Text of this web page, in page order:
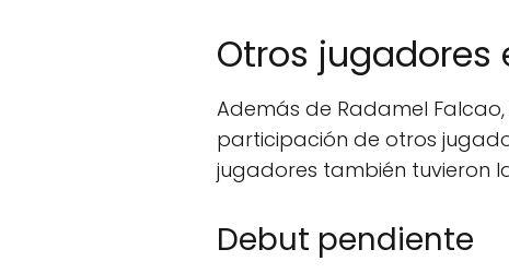
Otros jugadores
Además de Radamel
participación de otros
jugadores también tuvieron
Debut pendiente